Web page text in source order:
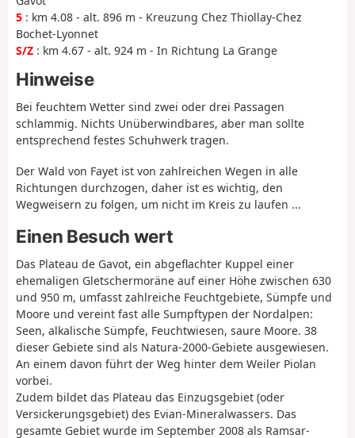
5 : km 4.08 - alt. 896 m - Kreuzung Chez Thiollay-Chez
Bochet-Lyonnet
S/Z : km 4.67 - alt. 924 m - In Richtung La Grange
Hinweise
Bei feuchtem Wetter sind zwei oder drei Passagen
schlammig. Nichts Unüberwindbares, aber man sollte
entsprechend festes Schuhwerk tragen.
Der Wald von Fayet ist von zahlreichen Wegen in alle
Richtungen durchzogen, daher ist es wichtig, den
Wegweisern zu folgen, um nicht im Kreis zu laufen ...
Einen Besuch wert
Das Plateau de Gavot, ein abgeflachter Kuppel einer
ehemaligen Gletschermoräne auf einer Höhe zwischen 630
und 950 m, umfasst zahlreiche Feuchtgebiete, Sümpfe und
Moore und vereint fast alle Sumpftypen der Nordalpen:
Seen, alkalische Sümpfe, Feuchtwiesen, saure Moore. 38
dieser Gebiete sind als Natura-2000-Gebiete ausgewiesen.
An einem davon führt der Weg hinter dem Weiler Piolan
vorbei.
Zudem bildet das Plateau das Einzugsgebiet (oder
Versickerungsgebiet) des Evian-Mineralwassers. Das
gesamte Gebiet wurde im September 2008 als Ramsar-